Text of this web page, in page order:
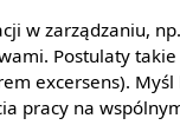
w zarządzaniu,
Postulaty takie
excersens).
pracy na